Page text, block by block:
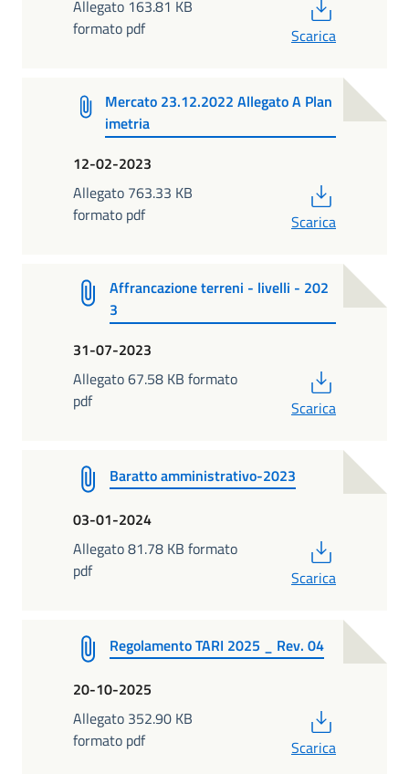
Allegato 163.81 KB
formato pdf
Scarica
Mercato 23.12.2022 Allegato A Plan
imetria
12-02-2023
Allegato 763.33 KB
formato pdf
Scarica
Affrancazione terreni - livelli - 202
3
31-07-2023
Allegato 67.58 KB formato
pdf
Scarica
Baratto amministrativo-2023
03-01-2024
Allegato 81.78 KB formato
pdf
Scarica
Regolamento TARI 2025 _ Rev. 04
20-10-2025
Allegato 352.90 KB
formato pdf
Scarica